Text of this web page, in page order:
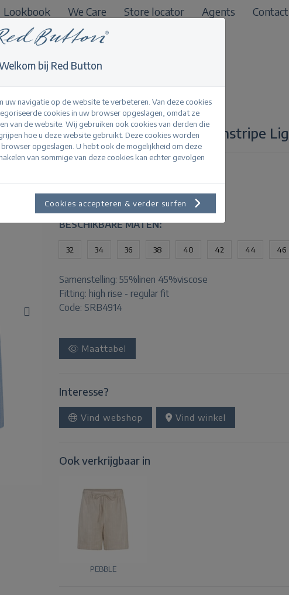
Lookbook We Care Store locator Agents
Contact
B2B
Cami Short Linen/Visco Pinstripe
Binnenkort verkrijgbaar.
BESCHIKBARE MATEN:
32 34 36 38 40 42 44 46
Samenstelling: 55%linen 45%viscose
Fitting: high rise - regular fit
Code: SRB4914
Maattabel
Interesse?
Vind webshop Vind winkel
Ook verkrijgbaar in
PEBBLE
bij Red Button
uw navigatie op de website te verbeteren. Van deze cookies
cookies in uw browser opgeslagen, omdat ze
van de website. Wij gebruiken ook cookies van derden die
hoe u deze website gebruikt. Deze cookies worden
opgeslagen. U hebt ook de mogelijkheid om deze
van sommige van deze cookies kan echter gevolgen
Cookies accepteren & verder surfen